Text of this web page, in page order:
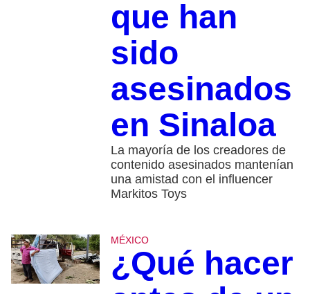
que han
sido
asesinados
en Sinaloa
La mayoría de los creadores de
contenido asesinados mantenían
una amistad con el influencer
Markitos Toys
MÉXICO
¿Qué hacer